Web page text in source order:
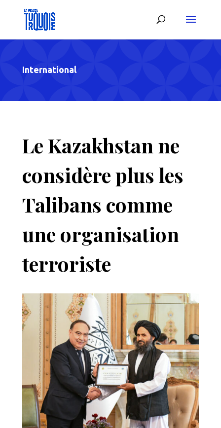
International
Le Kazakhstan ne
considère plus les
Talibans comme
une organisation
terroriste